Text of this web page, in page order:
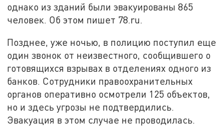
однако из зданий были эвакуированы 865
человек. Об этом пишет 78.ru.
Позднее, уже ночью, в полицию поступил еще
один звонок от неизвестного, сообщившего о
готовящихся взрывах в отделениях одного из
банков. Сотрудники правоохранительных
органов оперативно осмотрели 125 объектов,
но и здесь угрозы не подтвердились.
Эвакуация в этом случае не проводилась.